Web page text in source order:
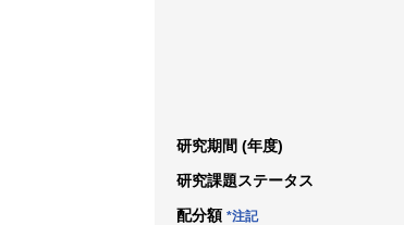
研究期間 (年度)
研究課題ステータス
配分額 *注記